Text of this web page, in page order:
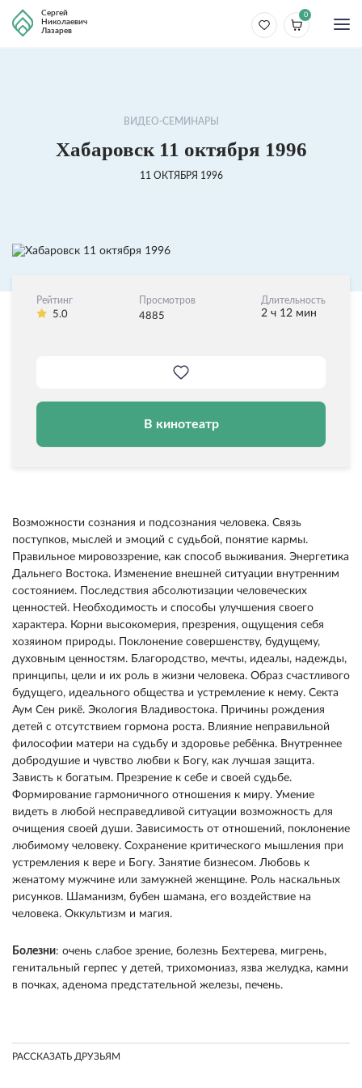
Сергей
Николаевич
Лазарев
0
ВИДЕО-СЕМИНАРЫ
Хабаровск 11 октября 1996
11 ОКТЯБРЯ 1996
Рейтинг
5.0
Просмотров
4885
Длительность
2 ч 12 мин
В кинотеатр
Возможности сознания и подсознания человека. Связь
поступков, мыслей и эмоций с судьбой, понятие кармы.
Правильное мировоззрение, как способ выживания. Энергетика
Дальнего Востока. Изменение внешней ситуации внутренним
состоянием. Последствия абсолютизации человеческих
ценностей. Необходимость и способы улучшения своего
характера. Корни высокомерия, презрения, ощущения себя
хозяином природы. Поклонение совершенству, будущему,
духовным ценностям. Благородство, мечты, идеалы, надежды,
принципы, цели и их роль в жизни человека. Образ счастливого
будущего, идеального общества и устремление к нему. Секта
Аум Сен рикё. Экология Владивостока. Причины рождения
детей с отсутствием гормона роста. Влияние неправильной
философии матери на судьбу и здоровье ребёнка. Внутреннее
добродушие и чувство любви к Богу, как лучшая защита.
Зависть к богатым. Презрение к себе и своей судьбе.
Формирование гармоничного отношения к миру. Умение
видеть в любой несправедливой ситуации возможность для
очищения своей души. Зависимость от отношений, поклонение
любимому человеку. Сохранение критического мышления при
устремления к вере и Богу. Занятие бизнесом. Любовь к
женатому мужчине или замужней женщине. Роль наскальных
рисунков. Шаманизм, бубен шамана, его воздействие на
человека. Оккультизм и магия.
Болезни: очень слабое зрение, болезнь Бехтерева, мигрень,
генитальный герпес у детей, трихомониаз, язва желудка, камни
в почках, аденома предстательной железы, печень.
РАССКАЗАТЬ ДРУЗЬЯМ